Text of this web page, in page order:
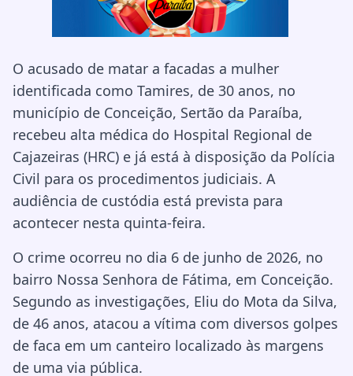
O acusado de matar a facadas a mulher
identificada como Tamires, de 30 anos, no
município de Conceição, Sertão da Paraíba,
recebeu alta médica do Hospital Regional de
Cajazeiras (HRC) e já está à disposição da Polícia
Civil para os procedimentos judiciais. A
audiência de custódia está prevista para
acontecer nesta quinta-feira.
O crime ocorreu no dia 6 de junho de 2026, no
bairro Nossa Senhora de Fátima, em Conceição.
Segundo as investigações, Eliu do Mota da Silva,
de 46 anos, atacou a vítima com diversos golpes
de faca em um canteiro localizado às margens
de uma via pública.